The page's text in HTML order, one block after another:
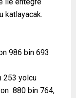
katlayacak.
986 bin 693
253 yolcu
880 bin 764,